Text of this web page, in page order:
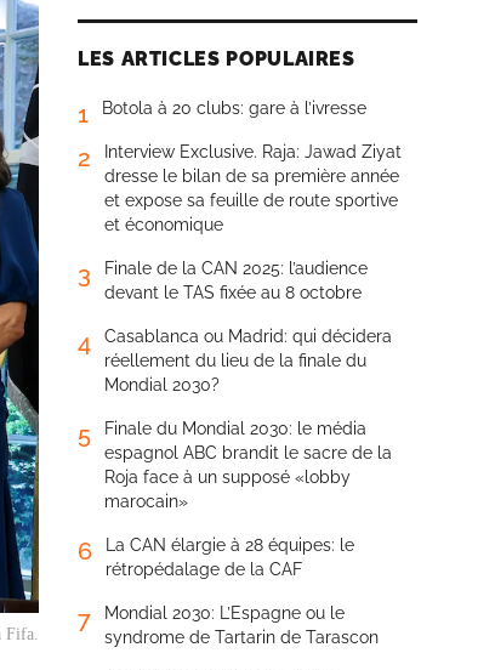
LES ARTICLES POPULAIRES
1 Botola à 20 clubs: gare à l’ivresse
2
Interview Exclusive. Raja: Jawad Ziyat
dresse le bilan de sa première année
et expose sa feuille de route sportive
et économique
3
Finale de la CAN 2025: l’audience
devant le TAS fixée au 8 octobre
4
Casablanca ou Madrid: qui décidera
réellement du lieu de la finale du
Mondial 2030?
5
Finale du Mondial 2030: le média
espagnol ABC brandit le sacre de la
Roja face à un supposé «lobby
marocain»
6
La CAN élargie à 28 équipes: le
rétropédalage de la CAF
7
Mondial 2030: L’Espagne ou le
syndrome de Tartarin de Tarascon